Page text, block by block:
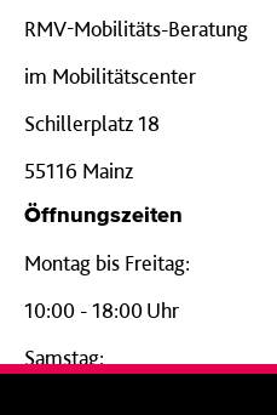
RMV-Mobilitäts-Beratung
im Mobilitätscenter
Schillerplatz 18
55116 Mainz
Öffnungszeiten
Montag bis Freitag:
10:00 - 18:00 Uhr
Samstag: